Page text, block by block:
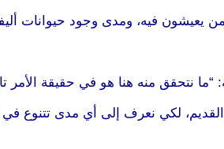
يعيشون فيه، ومدى وجود حيوانات
“ما نتحقق منه هنا هو في حقيقة الأمر
لكي نعرف إلى أي مدى تتنوع في